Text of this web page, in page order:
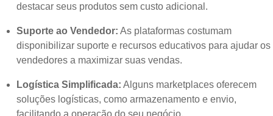
destacar seus produtos sem custo adicional.
Suporte ao Vendedor: As plataformas costumam
disponibilizar suporte e recursos educativos para ajudar os
vendedores a maximizar suas vendas.
Logística Simplificada: Alguns marketplaces oferecem
soluções logísticas, como armazenamento e envio,
facilitando a operação do seu negócio.